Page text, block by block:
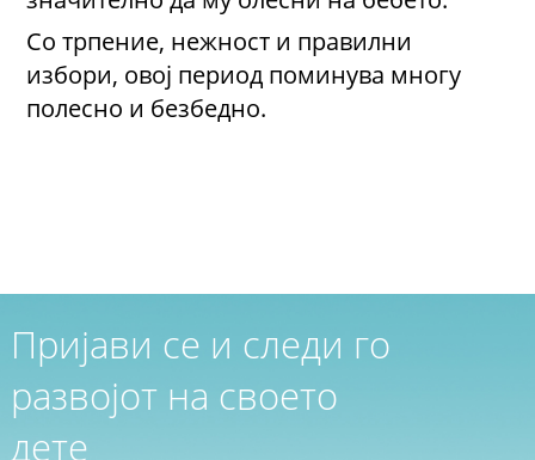
Со трпение, нежност и правилни
избори, овој период поминува многу
полесно и безбедно.
Пријави се и следи го
развојот на своето
дете